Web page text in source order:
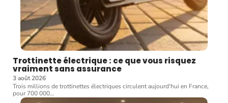
Trottinette électrique : ce que vous risquez
vraiment sans assurance
3 août 2026
Trois millions de trottinettes électriques circulent aujourd'hui en France,
pour 700 000…